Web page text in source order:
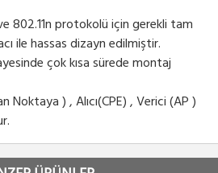
802.11n protokolü için gerekli tam
ile hassas dizayn edilmiştir.
çok kısa sürede montaj
) , Alıcı(CPE) , Verici (AP )